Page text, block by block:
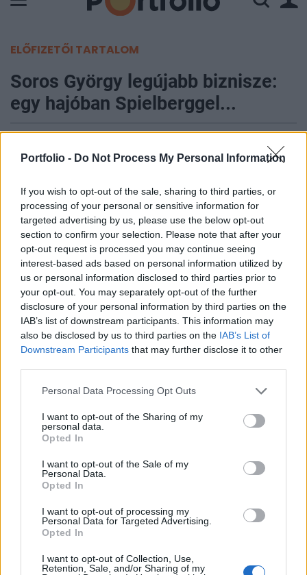
Portfolio - Do Not Process My Personal Information
If you wish to opt-out of the sale, sharing to third parties, or
processing of your personal or sensitive information for
targeted advertising by us, please use the below opt-out
section to confirm your selection. Please note that after your
opt-out request is processed you may continue seeing
interest-based ads based on personal information utilized by
us or personal information disclosed to third parties prior to
your opt-out. You may separately opt-out of the further
disclosure of your personal information by third parties on the
IAB’s list of downstream participants. This information may
also be disclosed by us to third parties on the IAB’s List of
Downstream Participants that may further disclose it to other
Personal Data Processing Opt Outs
I want to opt-out of the Sharing of my
personal data.
Opted In
I want to opt-out of the Sale of my
Personal Data.
Opted In
I want to opt-out of processing my
Personal Data for Targeted Advertising.
Opted In
I want to opt-out of Collection, Use,
Retention, Sale, and/or Sharing of my
ELŐFIZETŐI TARTALOM
Soros György legújabb biznisze:
egy hajóban Spielberggel...
2006. március 20. 10:17
Az amerikai részvénypiac péntek délutánján
érkezett a hír, miszerint a magyar származású,
hatalmas vagyonáról és liberális politikai
beállítottságáról is ismert spekuláns, Soros
György eddig számára kevésbé ismert vizekre
evezett. Soros cége egy megállapodás értelmében
a Dune Entertainment-tel közösen megvásárolja a
Viacomtól a DreamWorks filmarchívumát,
melyben olyan nagysikerű alkotások találhatók,
mint például a Ryan közlegény megmentése, az
Amerikai Szépség, vagy a Gladiátor.
A Paramount Pictures-t is tulajdonló Viacom a
közelmúltban indította meg a DreamWorks 1.6 milliárd
dolláros felvásárlását, az archívum 900 millió dolláros
eladása ennek az ügyletnek a kockázatát hivatott
csökkenteni. A Viacom számításai szerint az áprilisban
záruló DreamWorks tranzakció nettó vételára a mostani
KEDVES OLVASÓNK!
A keresett cikk a portfolio.hu hírarchívumához